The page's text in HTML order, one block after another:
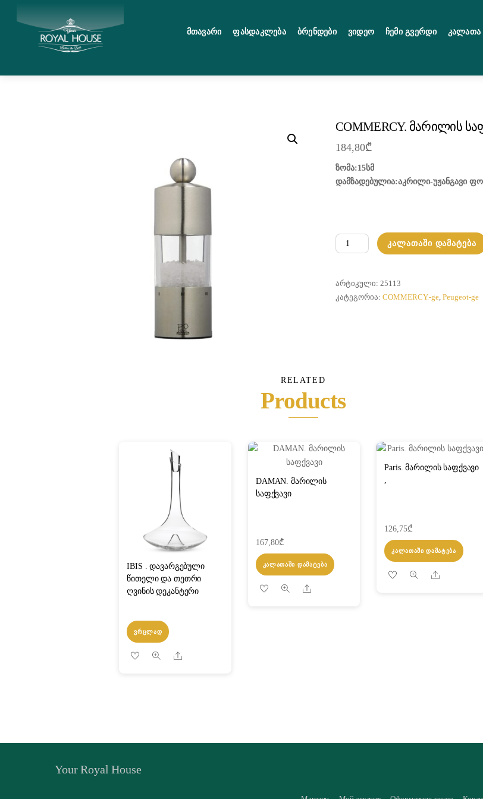
Მთავარი Ფასდაკლება Ბრენდები Ვიდეო Ჩემი Გვერდი Კალათა
COMMERCY. მარილის
184,80₾
ზომა:15სმ
დამზადებულია:აკრილი-უჟანგავი
რაოდენობა:
COMMERCY.
საფქვავი
ᲙᲐᲚᲐᲗᲐᲨᲘ ᲓᲐᲛᲐᲢᲔᲑᲐ
ᲐᲠᲢᲘᲙᲣᲚᲘ: 25113
ᲙᲐᲢᲔᲒᲝᲠᲘᲐ: COMMERCY.-ge, Peugeot-ge
RELATED
Products
IBIS . დავარგებული
წითელი და თეთრი
ღვინის დეკანტერი
ᲕᲠᲪᲚᲐᲓ
Share
DAMAN. მარილის
საფქვავი
167,80₾
ᲙᲐᲚᲐᲗᲐᲨᲘ ᲓᲐᲛᲐᲢᲔᲑᲐ
Share
Paris. მარილის საფქვავი
,
126,75₾
ᲙᲐᲚᲐᲗᲐᲨᲘ ᲓᲐᲛᲐᲢᲔᲑᲐ
Share
Your Royal House